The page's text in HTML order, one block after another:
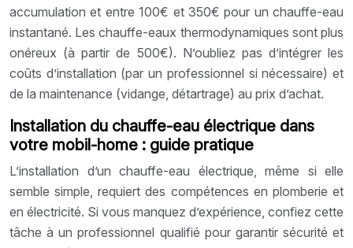
accumulation et entre 100€ et 350€ pour un chauffe-eau
instantané. Les chauffe-eaux thermodynamiques sont plus
onéreux (à partir de 500€). N’oubliez pas d’intégrer les
coûts d’installation (par un professionnel si nécessaire) et
de la maintenance (vidange, détartrage) au prix d’achat.
Installation du chauffe-eau électrique dans
votre mobil-home : guide pratique
L’installation d’un chauffe-eau électrique, même si elle
semble simple, requiert des compétences en plomberie et
en électricité. Si vous manquez d’expérience, confiez cette
tâche à un professionnel qualifié pour garantir sécurité et